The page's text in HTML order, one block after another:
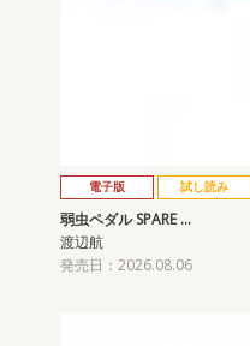
電子版 試し読み
弱虫ペダル SPARE …
渡辺航
発売日：2026.08.06